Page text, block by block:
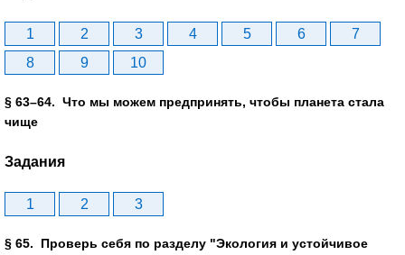
1 2 3 4 5 6
7
8
9 10
§ 63–64. Что мы можем предпринять, чтобы планета стала
чище
Задания
1 2 3
§ 65. Проверь себя по разделу "Экология и устойчивое